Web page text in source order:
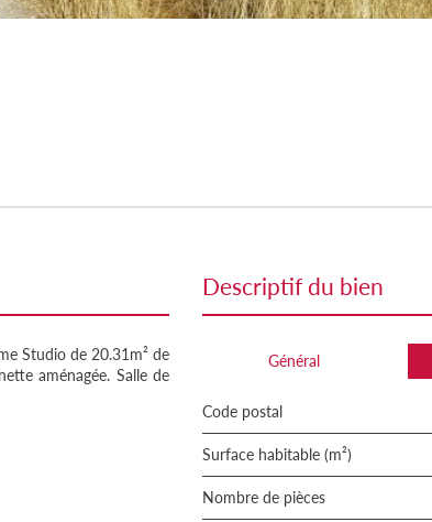
Studio de 20.31m² de
aménagée. Salle de
descriptif du bien
Général
Code postal
Surface habitable (m²)
Nombre de pièces